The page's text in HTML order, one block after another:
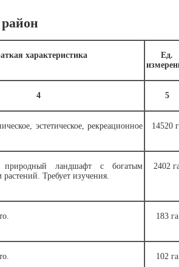
характеристика
Ед.
4 5
эстетическое, рекреационное
14520
природный ландшафт с богатым
Требует изучения.
2402
183 га
102 га